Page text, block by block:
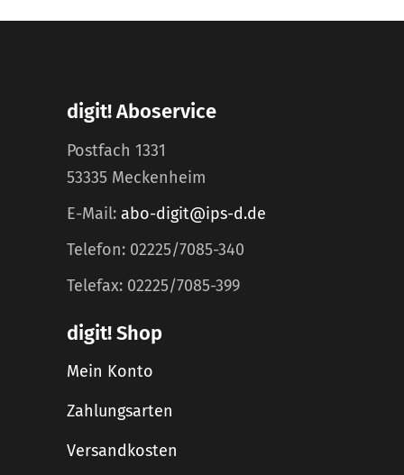
digit! Aboservice
Postfach 1331
53335 Meckenheim
E-Mail: abo-digit@ips-d.de
Telefon: 02225/7085-340
Telefax: 02225/7085-399
digit! Shop
Mein Konto
Zahlungsarten
Versandkosten